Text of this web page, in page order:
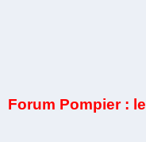
Forum Pompier :